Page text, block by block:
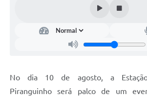
No dia 10 de agosto, a
Piranguinho será palco de um